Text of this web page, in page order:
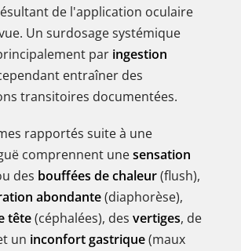
de l'application oculaire
Un surdosage systémique
par ingestion
entraîner des
transitoires documentées.
rapportés suite à une
comprennent unesensation
des bouffées de chaleur(flush),
abondante(diaphorèse),
tête(céphalées), des vertiges, de
un inconfort gastrique(maux